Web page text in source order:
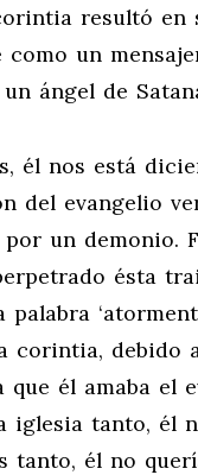
resultó en
como un
un ángel de
él nos está
del evangelio
un demonio.
ésta
palabra
corintia, debido
que él amaba el
iglesia tanto, él
tanto, él no